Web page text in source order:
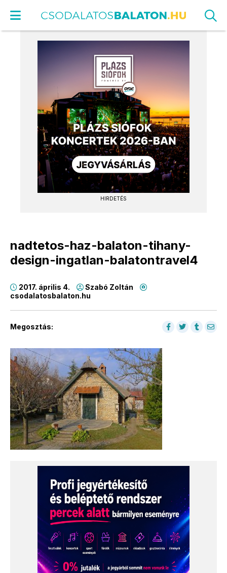
HIRDETÉS
nadtetos-haz-balaton-tihany-
design-ingatlan-balatontravel4
2017. április 4.
Szabó Zoltán
csodalatosbalaton.hu
Megosztás: